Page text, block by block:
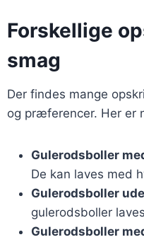
Forskellige
smag
Der findes mange
og præferencer. Her er
Gulerodsboller
De kan laves med
Gulerodsboller
gulerodsboller
Gulerodsboller